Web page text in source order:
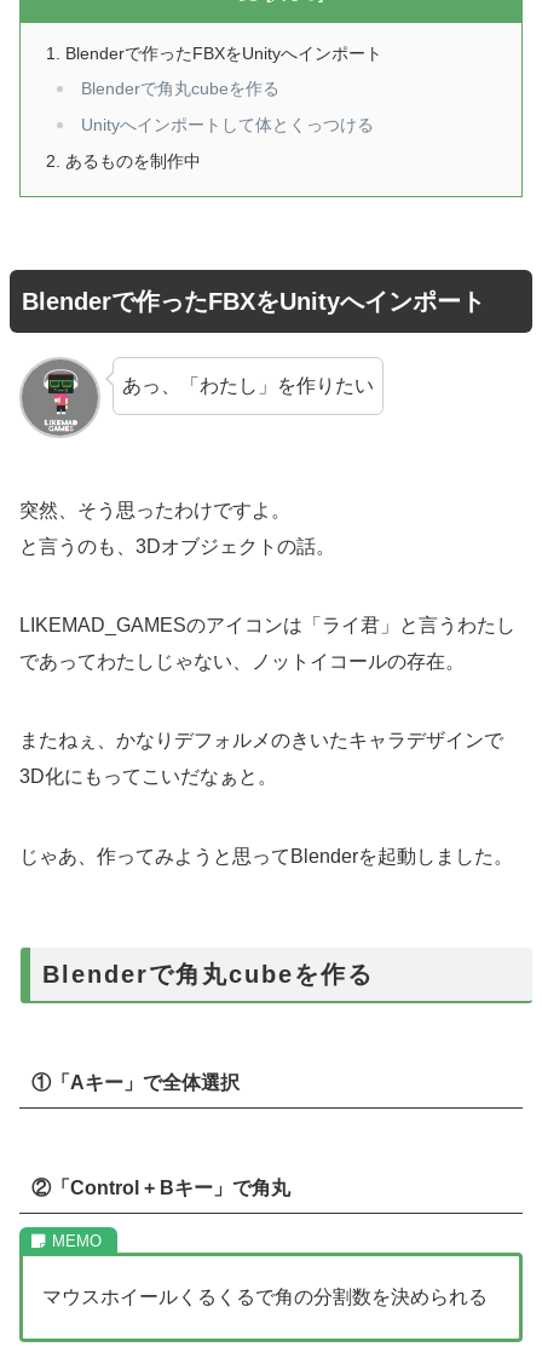
Blenderで作ったFBXをUnityへインポート
Blenderで角丸cubeを作る
Unityへインポートして体とくっつける
あるものを制作中
Blenderで作ったFBXをUnityへインポート
あっ、「わたし」を作りたい
突然、そう思ったわけですよ。
と言うのも、3Dオブジェクトの話。
LIKEMAD_GAMESのアイコンは「ライ君」と言うわたし
であってわたしじゃない、ノットイコールの存在。
またねぇ、かなりデフォルメのきいたキャラデザインで
3D化にもってこいだなぁと。
じゃあ、作ってみようと思ってBlenderを起動しました。
Blenderで角丸cubeを作る
①「Aキー」で全体選択
②「Control + Bキー」で角丸
マウスホイールくるくるで角の分割数を決められる